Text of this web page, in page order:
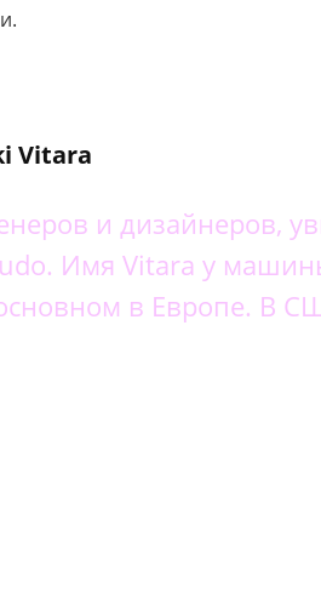
Vitara
и дизайнеров,
Имя Vitara у
в Европе. В